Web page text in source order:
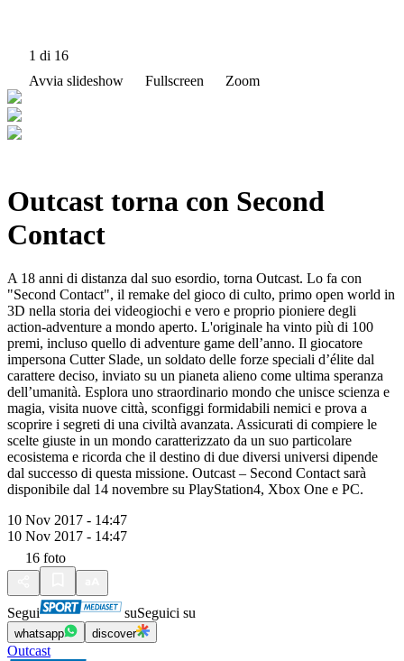
1 di 16
Avvia slideshow
Fullscreen Zoom
Outcast torna con Second
Contact
A 18 anni di distanza dal suo esordio, torna Outcast. Lo fa con
"Second Contact", il remake del gioco di culto, primo open world in
3D nella storia dei videogiochi e vero e proprio pioniere degli
action-adventure a mondo aperto. L'originale ha vinto più di 100
premi, incluso quello di adventure game dell’anno. Il giocatore
impersona Cutter Slade, un soldato delle forze speciali d’élite dal
carattere deciso, inviato su un pianeta alieno come ultima speranza
dell’umanità. Esplora uno straordinario mondo che unisce scienza e
magia, visita nuove città, sconfiggi formidabili nemici e prova a
scoprire i segreti di una civiltà avanzata. Assicurati di compiere le
scelte giuste in un mondo caratterizzato da un suo particolare
ecosistema e ricorda che il destino di due diversi universi dipende
dal successo di questa missione. Outcast – Second Contact sarà
disponibile dal 14 novembre su PlayStation4, Xbox One e PC.
10 Nov 2017 - 14:47
10 Nov 2017 - 14:47
16 foto
Segui suSeguici su
whatsapp discover
Outcast